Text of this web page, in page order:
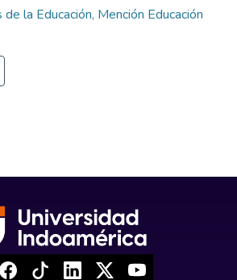
la Educación, Mención Educación